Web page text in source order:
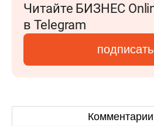
Читайте БИЗНЕС
в Telegram
Комментарии